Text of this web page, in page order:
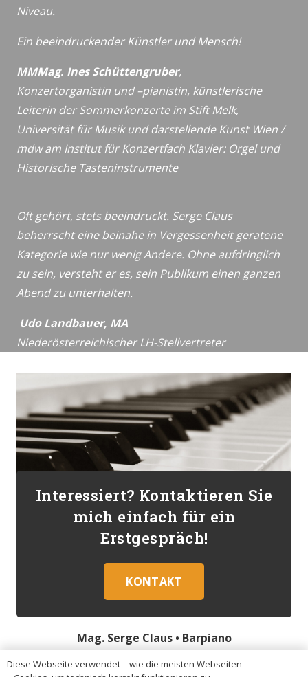
Niveau.
Ein beeindruckender Künstler und Mensch!
MMMag. Ines Schüttengruber,
Konzertorganistin und –pianistin, künstlerische
Leiterin der Sommerkonzerte im Stift Melk,
Universität für Musik und darstellende Kunst Wien /
mdwam Institut für Konzertfach Klavier: Orgel und
Historische Tasteninstrumente
Oft gehört, stets beeindruckt. Serge Claus
beherrscht eine beinahe in Vergessenheit geratene
Kategorie wie nur wenig Andere. Ohne aufdringlich
zu sein, versteht er es, sein Publikum einen ganzen
Abend zu unterhalten.
Udo Landbauer, MA
Niederösterreichischer LH-Stellvertreter
Interessiert? Kontaktieren Sie
mich einfach für ein
Erstgespräch!
KONTAKT
Mag. Serge Claus • Barpiano
Diese Webseite verwendet – wie die meisten Webseiten